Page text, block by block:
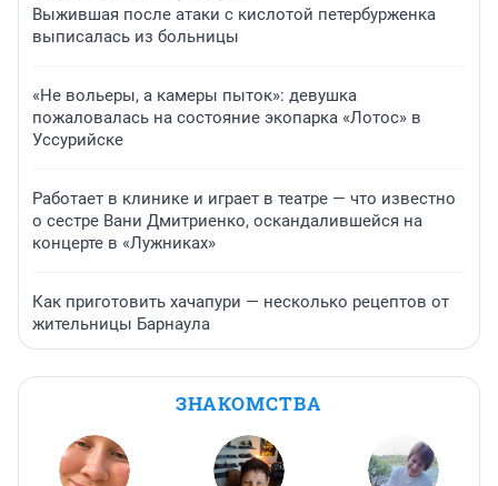
Выжившая после атаки с кислотой петербурженка
выписалась из больницы
«Не вольеры, а камеры пыток»: девушка
пожаловалась на состояние экопарка «Лотос» в
Уссурийске
Работает в клинике и играет в театре — что известно
о сестре Вани Дмитриенко, оскандалившейся на
концерте в «Лужниках»
Как приготовить хачапури — несколько рецептов от
жительницы Барнаула
ЗНАКОМСТВА